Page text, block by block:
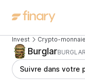
Invest Crypto-
BurglarBURGLAR
Suivre dans votre